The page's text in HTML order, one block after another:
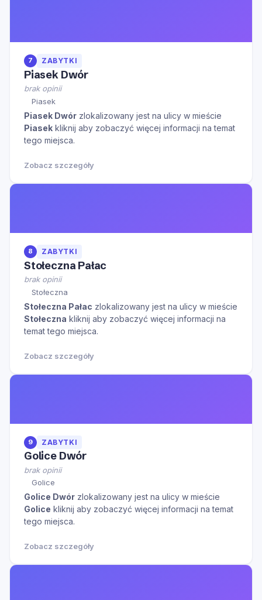
7 ZABYTKI
Piasek Dwór
brak opinii
Piasek
Piasek Dwór zlokalizowany jest na ulicy w mieście
Piasek kliknij aby zobaczyć więcej informacji na temat
tego miejsca.
Zobacz szczegóły
8 ZABYTKI
Stołeczna Pałac
brak opinii
Stołeczna
Stołeczna Pałac zlokalizowany jest na ulicy w mieście
Stołeczna kliknij aby zobaczyć więcej informacji na
temat tego miejsca.
Zobacz szczegóły
9 ZABYTKI
Golice Dwór
brak opinii
Golice
Golice Dwór zlokalizowany jest na ulicy w mieście
Golice kliknij aby zobaczyć więcej informacji na temat
tego miejsca.
Zobacz szczegóły